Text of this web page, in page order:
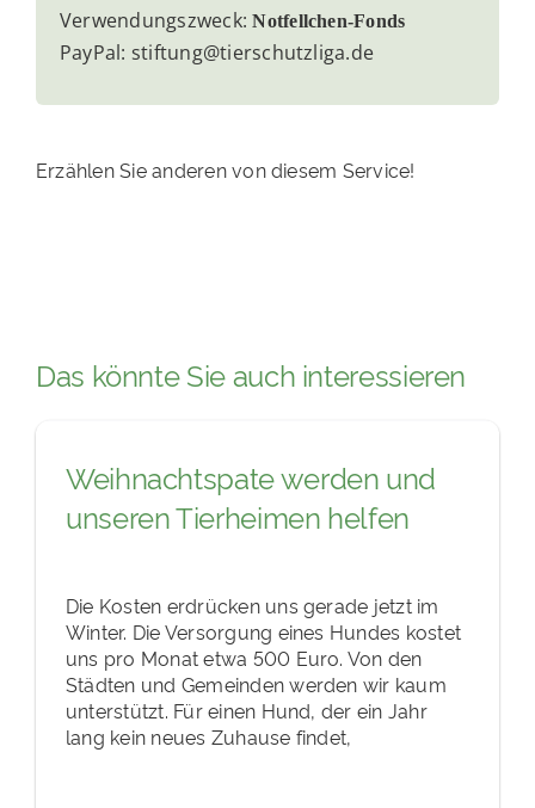
Verwendungszweck:Notfellchen-Fonds
PayPal: stiftung@tierschutzliga.de
Erzählen Sie anderen von diesem Service!
Das könnte Sie auch interessieren
Weihnachtspate werden und
unseren Tierheimen helfen
Die Kosten erdrücken uns gerade jetzt im
Winter. Die Versorgung eines Hundes kostet
uns pro Monat etwa 500 Euro. Von den
Städten und Gemeinden werden wir kaum
unterstützt. Für einen Hund, der ein Jahr
lang kein neues Zuhause findet,